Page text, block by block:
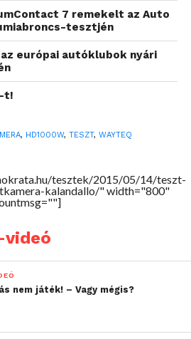
észre, hogy szépen
nem csak mi élhetünk át,
vannak örökítve. A Wayteq
olyan látószögekből
így az élmény
mintha ott lennénk.
7 remekelt az Auto
tesztjén
európai autóklubok nyári
t!
, HD1000W, TESZT, WAYTEQ
tesztek/2015/05/14/teszt-
kalandallo/" width="800"
videó
nem játék! – Vagy mégis?